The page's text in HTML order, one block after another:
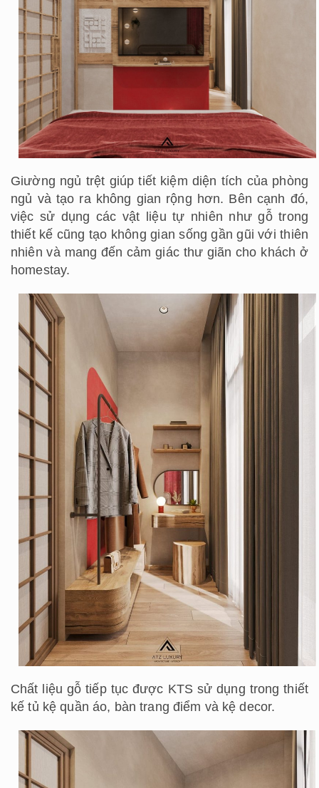
Giường ngủ trệt giúp tiết kiệm diện tích của phòng
ngủ và tạo ra không gian rộng hơn. Bên cạnh đó,
việc sử dụng các vật liệu tự nhiên như gỗ trong
thiết kế cũng tạo không gian sống gần gũi với thiên
nhiên và mang đến cảm giác thư giãn cho khách ở
homestay.
Chất liệu gỗ tiếp tục được KTS sử dụng trong thiết
kế tủ kệ quần áo, bàn trang điểm và kệ decor.